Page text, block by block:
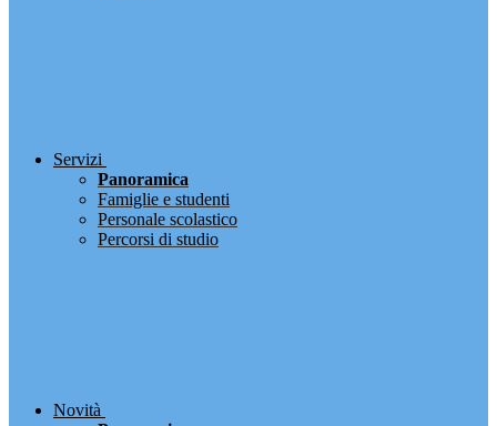
Servizi
Panoramica
Famiglie e studenti
Personale scolastico
Percorsi di studio
Novità